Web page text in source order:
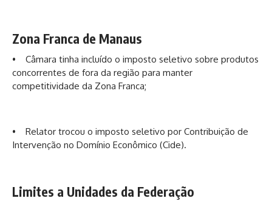
Zona Franca de Manaus
• Câmara tinha incluído o imposto seletivo sobre produtos
concorrentes de fora da região para manter
competitividade da Zona Franca;
• Relator trocou o imposto seletivo por Contribuição de
Intervenção no Domínio Econômico (Cide).
Limites a Unidades da Federação